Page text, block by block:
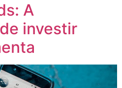
A
investir